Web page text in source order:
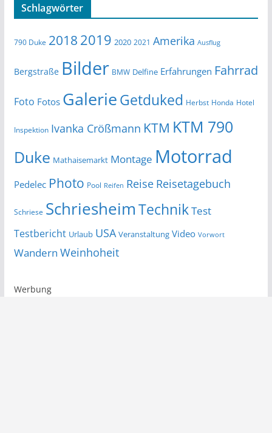
Schlagwörter
790 Duke 2018 2019 2020 2021 Amerika Ausflug
Bergstraße Bilder BMW Delfine Erfahrungen Fahrrad
Foto Fotos GalerieGetduked Herbst Honda Hotel
Inspektion Ivanka Crößmann KTM KTM 790
Duke Mathaisemarkt Montage Motorrad
Pedelec Photo Pool Reifen Reise Reisetagebuch
Schriese SchriesheimTechnikTest
Testbericht Urlaub USA Veranstaltung Video Vorwort
Wandern Weinhoheit
Werbung